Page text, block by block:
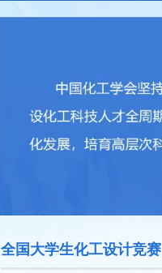
全国大学生化工设计竞赛